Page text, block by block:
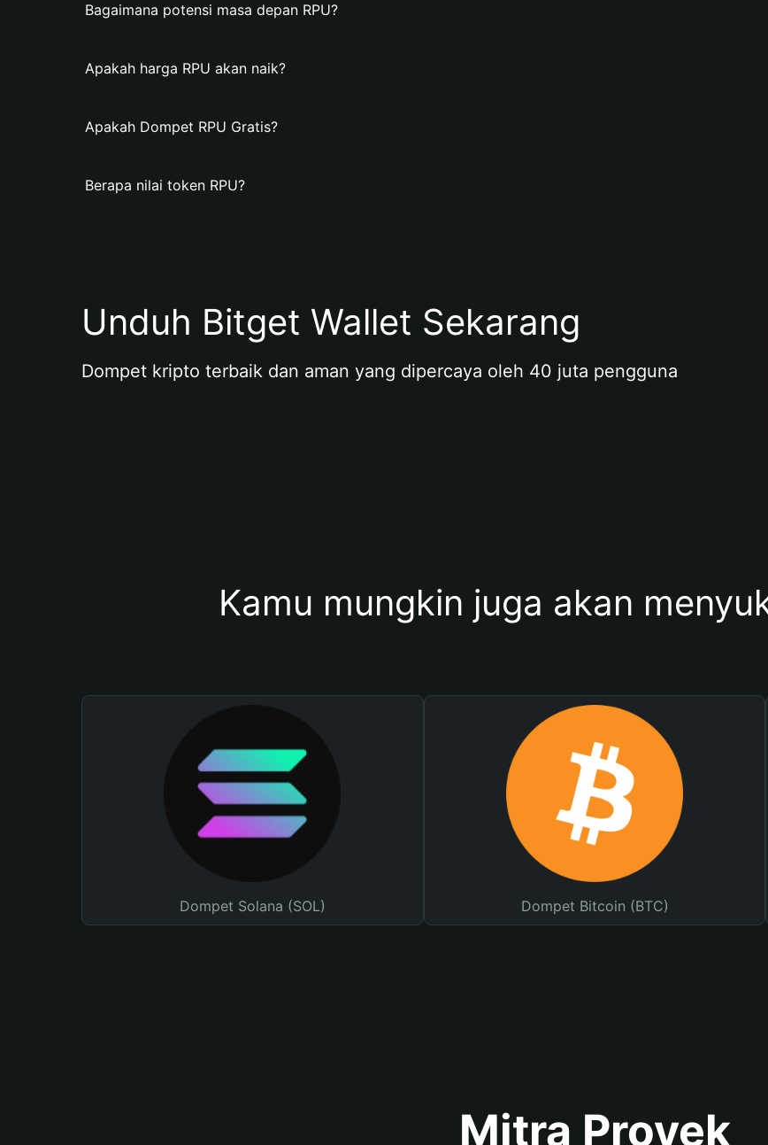
Bagaimana potensi masa depan RPU?
Apakah harga RPU akan naik?
Apakah Dompet RPU Gratis?
Berapa nilai token RPU?
Unduh Bitget Wallet Sekarang
Dompet kripto terbaik dan aman yang dipercaya oleh 40 juta pengguna
Kamu mungkin juga akan
Dompet Solana (SOL) Dompet Bitcoin (BTC)
Mitra Proyek